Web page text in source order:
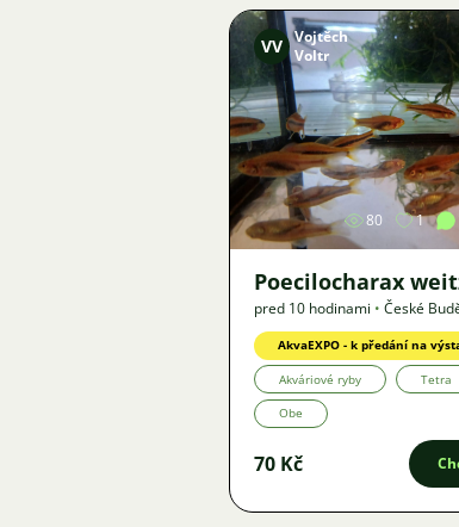
VV Vojtěch
Voltr
80 1
Poecilocharax
pred 10 hodinami • České
Ponuka
AkvaEXPO - k předání na
Akváriové ryby Tetra
Obe
70 Kč